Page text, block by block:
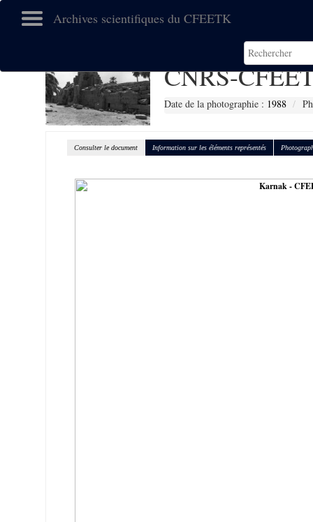
Archives scientifiques du CFEETK
CNRS-
Date de la photographie : 1988
Consulter le document Information sur les éléments représentés